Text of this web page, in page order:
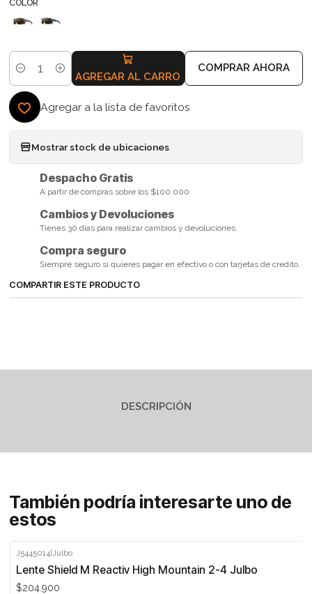
COLOR
Cantidad AGREGAR AL CARRO
COMPRAR AHORA
Agregar a la lista de favoritos
Mostrar stock de ubicaciones
Despacho Gratis
A partir de compras sobre los $100.000
Cambios y Devoluciones
Tienes 30 días para realizar cambios y devoluciones.
Compra seguro
Siempre seguro si quieres pagar en efectivo o con tarjetas de credito.
COMPARTIR ESTE PRODUCTO
DESCRIPCIÓN
También podría interesarte uno de
estos
J5445014|Julbo
Lente Shield M Reactiv High Mountain 2-4 Julbo
$204.900